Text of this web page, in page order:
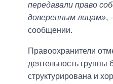
передавали право
доверенным лицам»,
сообщении.
Правоохранители
деятельность группы
структурирована и